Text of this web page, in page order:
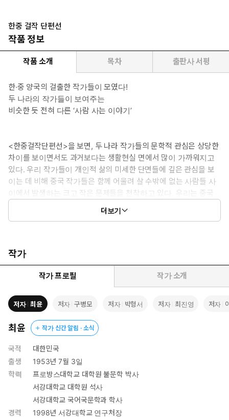
한중 걸작 단편선
작품 정보
작품 소개 목차 출판사 서평
한·중 양국의 걸출한 작가들이 모였다!
두 나라의 작가들이 보여주는
비슷한 듯 전혀 다른 ‘사람 사는 이야기’
<한중걸작단편선>을 보면, 두 나라 작가들의 문학적 관심은 상당한
차이를 보이면서도 과거보다는 생활현실 면에서 많이 가까워지고
있다. 우리 작가들이 개인적 삶의 미세한 단면들에 깊은 관심을 보
이는 데 비해 중국 작가들은 함께 어울려 살 수밖에 없는 사람들 사
이에서 발생하는 크고 작은 문제들을 천착하고 있다. 우리는 중국
문학을 통해 우리가 잃어버린 인간관계의 풋풋한 정을 음미할 수 있
고, 그들은 우리 문학에서 자본주의의 과잉으로 인해 단자화된 개인
- 조정래(소설가)
더보기
작가
작가 프로필 작가 소개
저자 최윤 저자 구병모 저자 박형서 저자 최진영 저자
최윤 작가 신간 알림 · 소식
국적
대한민국
출생
1953년 7월 3일
학력
프로방스대학교 대학원 불문학 박사
서강대학교 대학원 석사
서강대학교 국어국문학과 학사
경력
1998년 서강대학교 연구처장